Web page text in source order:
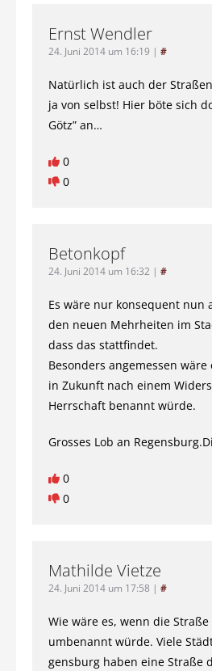
Ernst Wendler
24. Juni 2014 um 16:19 | #
Natürlich ist auch der
ja von selbst! Hier böte sich
Götz” an…
0
0
Betonkopf
24. Juni 2014 um 16:32 | #
Es wäre nur konsequent nun
den neuen Mehrheiten im
dass das stattfindet.
Besonders angemessen
in Zukunft nach einem
Herrschaft benannt würde.
Grosses Lob an
0
0
Mathilde Vietze
24. Juni 2014 um 17:58 | #
Wie wäre es, wenn die
umbenannt würde. Viele
gensburg haben eine Straße